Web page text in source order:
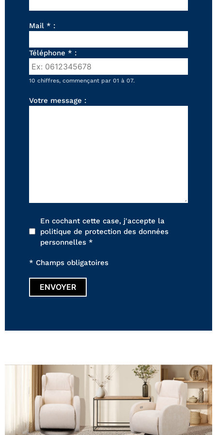
Tous les produits
Mail * :
Téléphone * :
10 chiffres, commençant par 01 à 07.
Votre message :
En cochant cette case, j'accepte la
politique de protection des données
personnelles *
* Champs obligatoires